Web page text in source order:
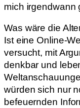
mich irgendwann
Was wäre die
Ist eine Online-
versucht, mit
denkbar und
würden sich nur
befeuernden